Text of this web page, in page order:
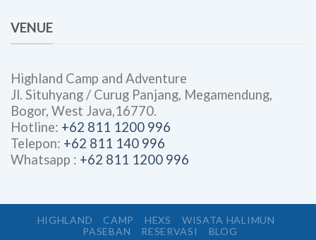
VENUE
Highland Camp and Adventure
Jl. Situhyang / Curug Panjang, Megamendung,
Bogor, West Java,16770.
Hotline: +62 811 1200 996
Telepon: +62 811 140 996
Whatsapp : +62 811 1200 996
HIGHLAND CAMP HEXS
WISATA HALIMUN
PASEBAN
RESERVASI BLOG